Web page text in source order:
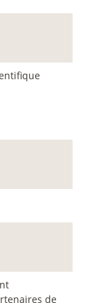
de